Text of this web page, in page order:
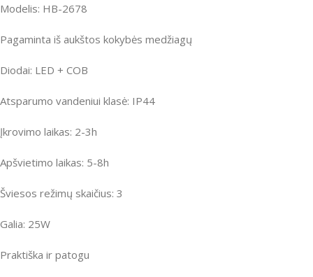
Modelis: HB-2678
Pagaminta iš aukštos kokybės medžiagų
Diodai: LED + COB
Atsparumo vandeniui klasė: IP44
Įkrovimo laikas: 2-3h
Apšvietimo laikas: 5-8h
Šviesos režimų skaičius: 3
Galia: 25W
Praktiška ir patogu